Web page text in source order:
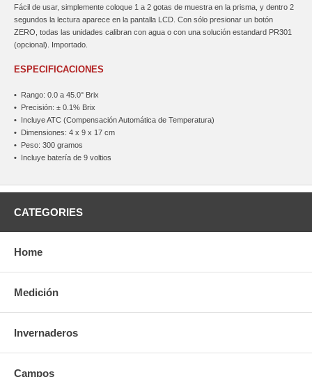
Fácil de usar, simplemente coloque 1 a 2 gotas de muestra en la prisma, y dentro 2
segundos la lectura aparece en la pantalla LCD. Con sólo presionar un botón
ZERO, todas las unidades calibran con agua o con una solución estandard PR301
(opcional). Importado.
ESPECIFICACIONES
• Rango: 0.0 a 45.0° Brix
• Precisión: ± 0.1% Brix
• Incluye ATC (Compensación Automática de Temperatura)
• Dimensiones: 4 x 9 x 17 cm
• Peso: 300 gramos
• Incluye batería de 9 voltios
CATEGORIES
Home
Medición
Invernaderos
Campos